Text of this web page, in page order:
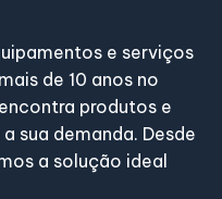
e serviços
de 10 anos no
produtos e
sua demanda. Desde
a solução ideal